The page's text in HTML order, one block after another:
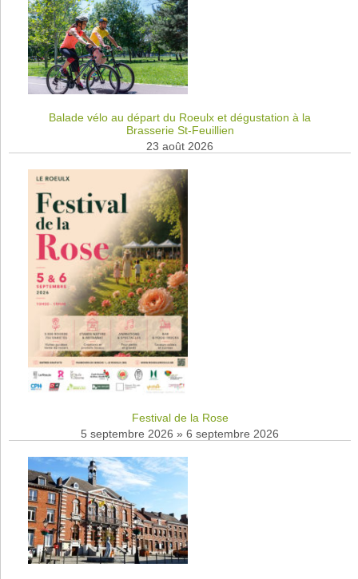
Balade vélo au départ du Roeulx et dégustation à la
Brasserie St-Feuillien
23 août 2026
Festival de la Rose
5 septembre 2026 » 6 septembre 2026